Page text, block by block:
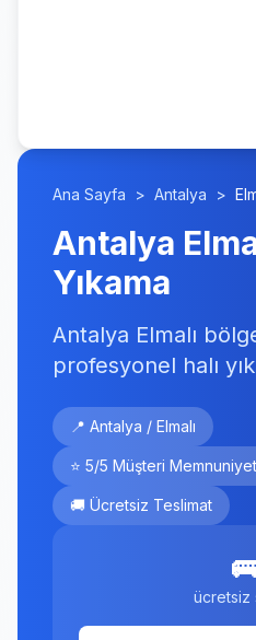
Ana Sayfa > Antalya >
Antalya
Yıkama
Antalya Elmalı
profesyonel halı
📍 Antalya / Elmalı
⭐ 5/5 Müşteri
🚚 Ücretsiz Teslimat
ücretsiz